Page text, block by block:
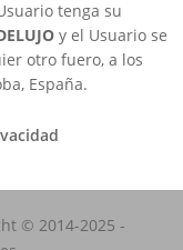
tenga su
y el Usuario se
otro fuero, a los
España.
© 2014-2025 -